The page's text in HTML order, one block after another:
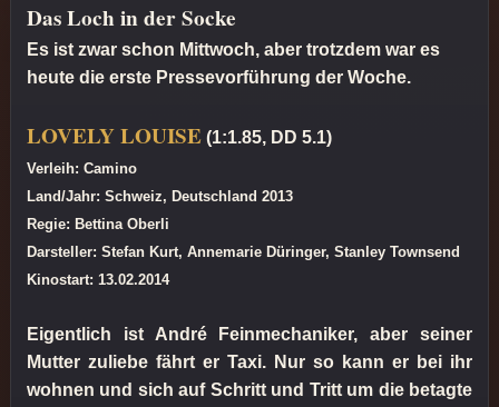
Das Loch in der Socke
Es ist zwar schon Mittwoch, aber trotzdem war es
heute die erste Pressevorführung der Woche.
LOVELY LOUISE (1:1.85, DD 5.1)
Verleih: Camino
Land/Jahr: Schweiz, Deutschland 2013
Regie: Bettina Oberli
Darsteller: Stefan Kurt, Annemarie Düringer, Stanley Townsend
Kinostart: 13.02.2014
Eigentlich ist André Feinmechaniker, aber seiner
Mutter zuliebe fährt er Taxi. Nur so kann er bei ihr
wohnen und sich auf Schritt und Tritt um die betagte